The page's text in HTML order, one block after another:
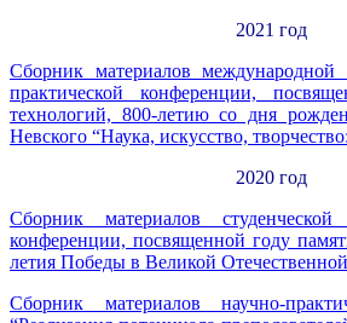
2021 год
Сборник материалов международной
практической конференции,
технологий, 800-летию со дня
Невского “Наука, искусство,
2020 год
Сборник материалов студенческой
конференции, посвященной году
летия Победы в Великой
Сборник материалов научно-